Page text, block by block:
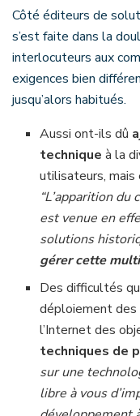
Côté éditeurs de
s’est faite dans la
interlocuteurs aux
exigences bien
jusqu’alors habitués.
Aussi ont-ils dû
technique à la
utilisateurs, mais
“L’apparition du
est venue en
solutions
gérer cette
Des difficultés
déploiement des
l’Internet des
techniques de
sur une
libre à vous